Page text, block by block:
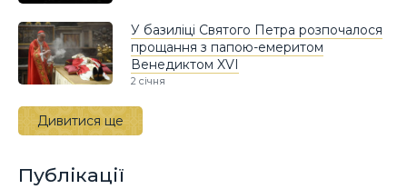
У базиліці Святого Петра розпочалося
прощання з папою-емеритом
Венедиктом XVI
2 січня
Дивитися ще
Публікації